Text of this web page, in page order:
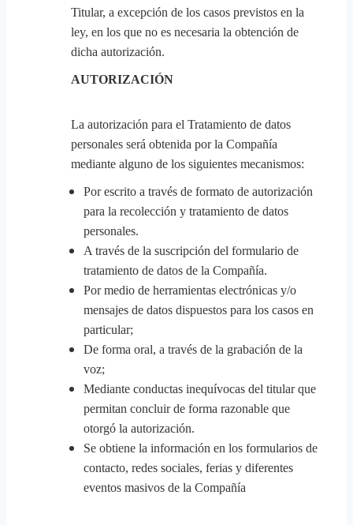
Titular, a excepción de los casos previstos en la
ley, en los que no es necesaria la obtención de
dicha autorización.
AUTORIZACIÓN
La autorización para el Tratamiento de datos
personales será obtenida por la Compañía
mediante alguno de los siguientes mecanismos:
Por escrito a través de formato de autorización
para la recolección y tratamiento de datos
personales.
A través de la suscripción del formulario de
tratamiento de datos de la Compañía.
Por medio de herramientas electrónicas y/o
mensajes de datos dispuestos para los casos en
particular;
De forma oral, a través de la grabación de la
voz;
Mediante conductas inequívocas del titular que
permitan concluir de forma razonable que
otorgó la autorización.
Se obtiene la información en los formularios de
contacto, redes sociales, ferias y diferentes
eventos masivos de la Compañía